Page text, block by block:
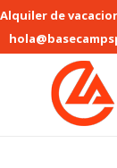
Alquiler de